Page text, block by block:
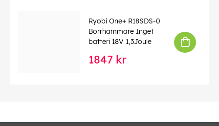
Ryobi One+ R18SDS-0
Borrhammare Inget
batteri 18V 1,3Joule
1847 kr